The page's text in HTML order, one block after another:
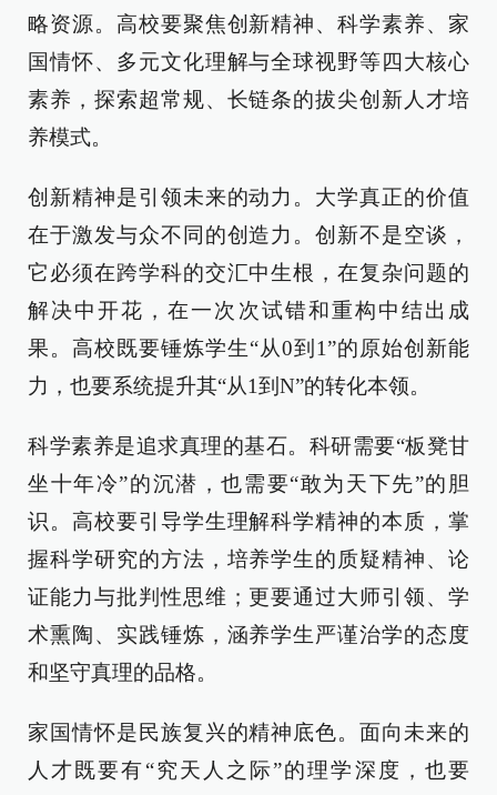
略资源。高校要聚焦创新精神、科学素养、家
国情怀、多元文化理解与全球视野等四大核心
素养，探索超常规、长链条的拔尖创新人才培
养模式。
创新精神是引领未来的动力。大学真正的价值
在于激发与众不同的创造力。创新不是空谈，
它必须在跨学科的交汇中生根，在复杂问题的
解决中开花，在一次次试错和重构中结出成
果。高校既要锤炼学生“从0到1”的原始创新能
力，也要系统提升其“从1到N”的转化本领。
科学素养是追求真理的基石。科研需要“板凳甘
坐十年冷”的沉潜，也需要“敢为天下先”的胆
识。高校要引导学生理解科学精神的本质，掌
握科学研究的方法，培养学生的质疑精神、论
证能力与批判性思维；更要通过大师引领、学
术熏陶、实践锤炼，涵养学生严谨治学的态度
和坚守真理的品格。
家国情怀是民族复兴的精神底色。面向未来的
人才既要有“究天人之际”的理学深度，也要